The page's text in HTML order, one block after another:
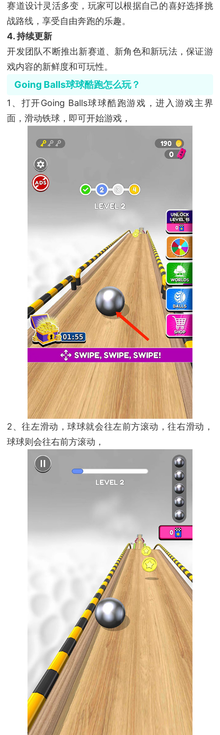
赛道设计灵活多变，玩家可以根据自己的喜好选择挑
战路线，享受自由奔跑的乐趣。
4. 持续更新
开发团队不断推出新赛道、新角色和新玩法，保证游
戏内容的新鲜度和可玩性。
Going Balls球球酷跑怎么玩？
1、打开Going Balls球球酷跑游戏，进入游戏主界
面，滑动铁球，即可开始游戏，
2、往左滑动，球球就会往左前方滚动，往右滑动，
球球则会往右前方滚动，